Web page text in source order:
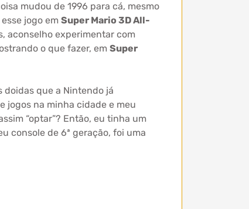
mudou de 1996 para cá, mesmo
jogo em Super Mario 3D All-
aconselho experimentar com
o que fazer, em Super
doidas que a Nintendo já
jogos na minha cidade e meu
“optar”? Então, eu tinha um
console de 6ª geração, foi uma